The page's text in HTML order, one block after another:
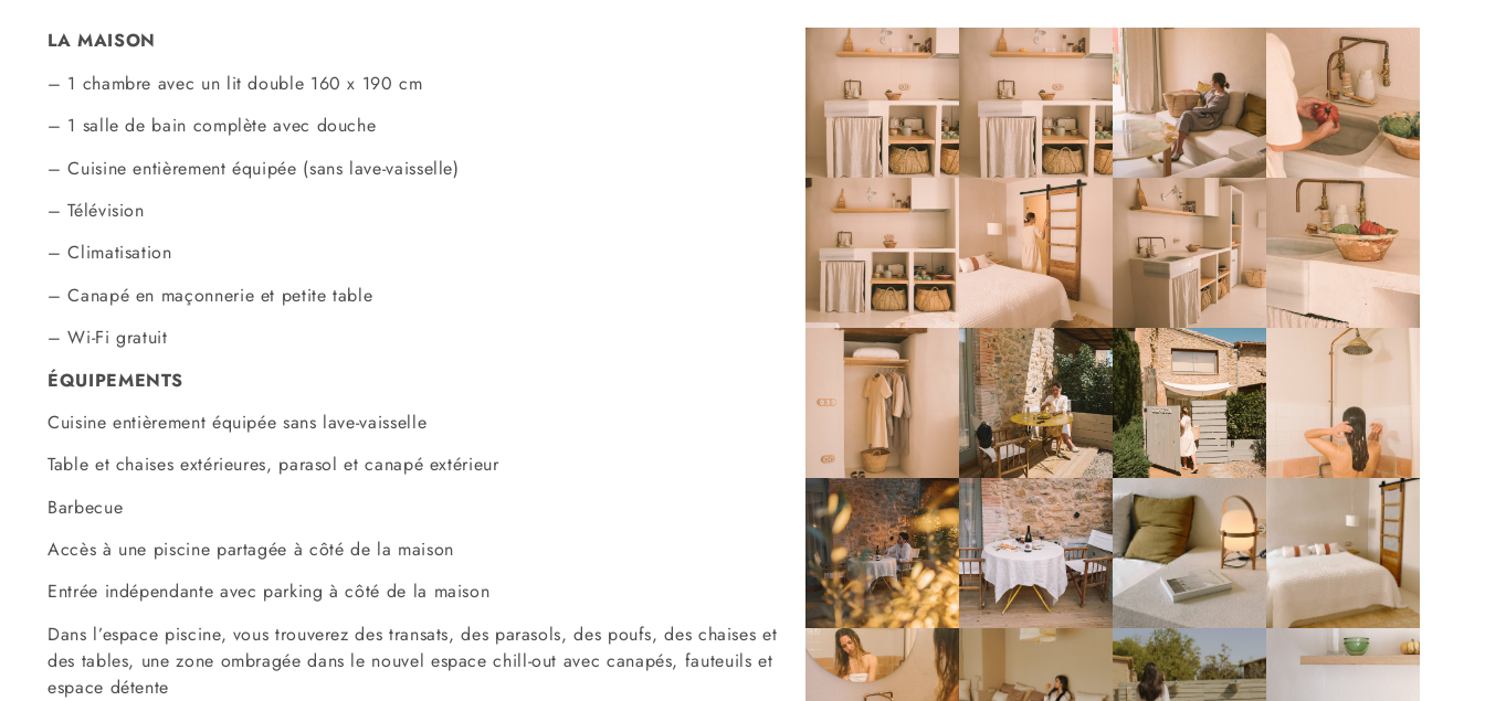
LA MAISON
– 1 chambre avec un lit double 160 x 190 cm
– 1 salle de bain complète avec douche
– Cuisine entièrement équipée (sans lave-vaisselle)
– Télévision
– Climatisation
– Canapé en maçonnerie et petite table
– Wi-Fi gratuit
ÉQUIPEMENTS
Cuisine entièrement équipée sans lave-vaisselle
Table et chaises extérieures, parasol et canapé extérieur
Barbecue
Accès à une piscine partagée à côté de la maison
Entrée indépendante avec parking à côté de la maison
Dans l’espace piscine, vous trouverez des transats, des parasols, des poufs, des chaises et
des tables, une zone ombragée dans le nouvel espace chill-out avec canapés, fauteuils et
espace détente